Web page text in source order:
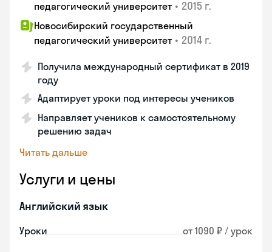
педагогический университет • 2015 г.
Новосибирский государственный
педагогический университет • 2014 г.
Получила международный сертификат в 2019
году
Адаптирует уроки под интересы учеников
Направляет учеников к самостоятельному
решению задач
Читать дальше
Услуги и цены
Английский язык
Уроки от 1090 ₽ / урок